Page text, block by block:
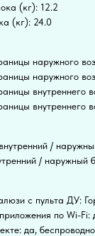
(кг): 12.2
(кг): 24.0
наружного
наружного
внутреннего
внутреннего
/
/ наружный
с пульта ДУ:
по Wi-Fi:
да,